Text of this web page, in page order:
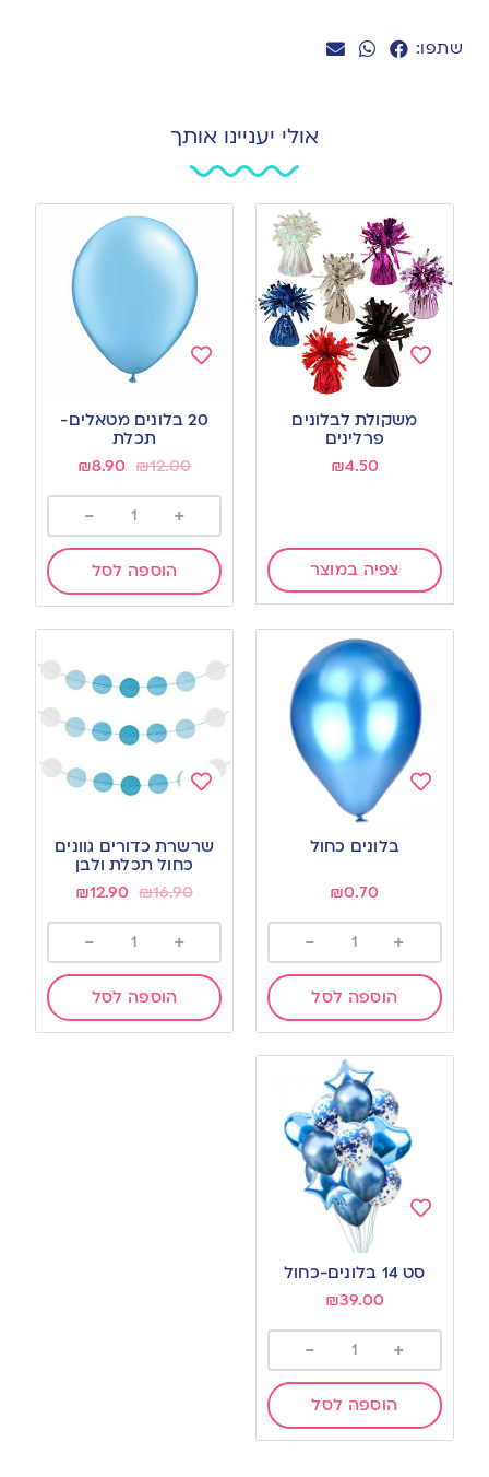
שתפו:
אולי יעניינו אותך
to
wishlist
משקולת לבלונים
פרלינים
₪4.50
צפיה במוצר
to 20 בלונים מטאלים-
תכלת
₪12.00
₪8.90
+
-
הוספה לסל
בלונים כחול
₪0.70
+
-
הוספה לסל
to
wishlist
שרשרת כדורים גוונים
כחול תכלת ולבן
₪16.90
₪12.90
+
-
הוספה לסל
to
wishlist
סט 14 בלונים-כחול
₪39.00
+
-
הוספה לסל